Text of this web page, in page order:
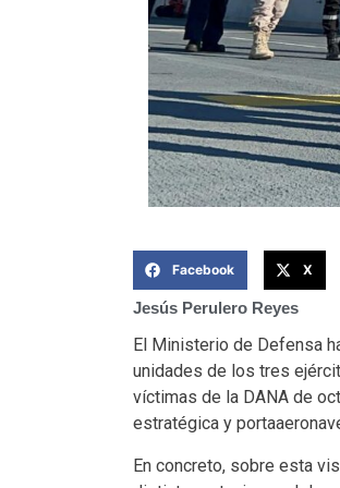
Facebook X
Jesús Perulero Reyes
El Ministerio de Defensa
unidades de los tres
víctimas de la DANA de
estratégica y
En concreto, sobre esta